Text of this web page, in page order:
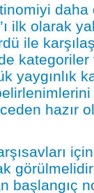
daha
ilk olarak
ile
yaygınlık
hazır
başlangıç